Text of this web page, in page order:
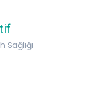
Sağlığı